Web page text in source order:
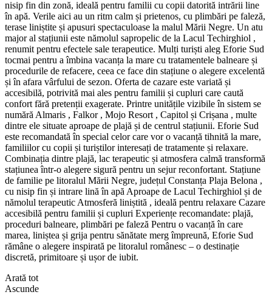
nisip fin din zonă, ideală pentru familii cu copii datorită intrării line
în apă. Verile aici au un ritm calm și prietenos, cu plimbări pe faleză,
terase liniștite și apusuri spectaculoase la malul Mării Negre. Un atu
major al stațiunii este nămolul sapropelic de la Lacul Techirghiol ,
renumit pentru efectele sale terapeutice. Mulți turiști aleg Eforie Sud
tocmai pentru a îmbina vacanța la mare cu tratamentele balneare și
procedurile de refacere, ceea ce face din stațiune o alegere excelentă
și în afara vârfului de sezon. Oferta de cazare este variată și
accesibilă, potrivită mai ales pentru familii și cupluri care caută
confort fără pretenții exagerate. Printre unitățile vizibile în sistem se
numără Almaris , Falkor , Mojo Resort , Capitol și Crișana , multe
dintre ele situate aproape de plajă și de centrul stațiunii. Eforie Sud
este recomandată în special celor care vor o vacanță tihnită la mare,
familiilor cu copii și turiștilor interesați de tratamente și relaxare.
Combinația dintre plajă, lac terapeutic și atmosfera calmă transformă
stațiunea într-o alegere sigură pentru un sejur reconfortant. Stațiune
de familie pe litoralul Mării Negre, județul Constanța Plaja Belona ,
cu nisip fin și intrare lină în apă Aproape de Lacul Techirghiol și de
nămolul terapeutic Atmosferă liniștită , ideală pentru relaxare Cazare
accesibilă pentru familii și cupluri Experiențe recomandate: plajă,
proceduri balneare, plimbări pe faleză Pentru o vacanță în care
marea, liniștea și grija pentru sănătate merg împreună, Eforie Sud
rămâne o alegere inspirată pe litoralul românesc – o destinație
discretă, primitoare și ușor de iubit.
Arată tot
Ascunde